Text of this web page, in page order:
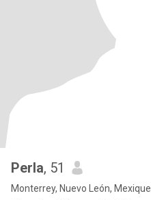
Perla, 51
Monterrey, Nuevo León, Mexique